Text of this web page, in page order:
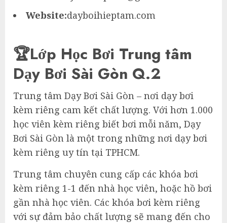
Website:dayboihieptam.com
🏆Lớp Học Bơi Trung tâm
Dạy Bơi Sài Gòn Q.2
Trung tâm Dạy Bơi Sài Gòn – nơi dạy bơi
kèm riêng cam kết chất lượng. Với hơn 1.000
học viên kèm riêng biết bơi mỗi năm, Dạy
Bơi Sài Gòn là một trong những nơi dạy bơi
kèm riêng uy tín tại TPHCM.
Trung tâm chuyên cung cấp các khóa bơi
kèm riêng 1-1 đến nhà học viên, hoặc hồ bơi
gần nhà học viên. Các khóa bơi kèm riêng
với sự đảm bảo chất lượng sẽ mang đến cho